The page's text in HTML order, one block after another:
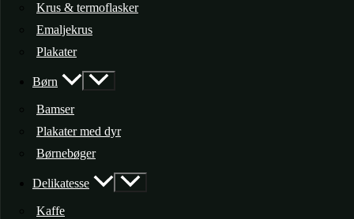
Krus & termoflasker
Emaljekrus
Plakater
Børn
Bamser
Plakater med dyr
Børnebøger
Delikatesse
Kaffe